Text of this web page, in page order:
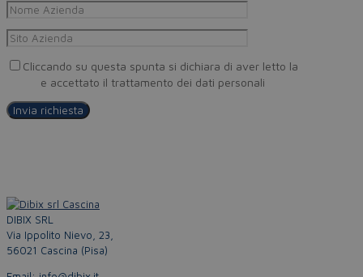
Cliccando su questa spunta si dichiara di aver letto la
e accettato il trattamento dei dati personali
DIBIX SRL
Via Ippolito Nievo, 23,
56021 Cascina (Pisa)